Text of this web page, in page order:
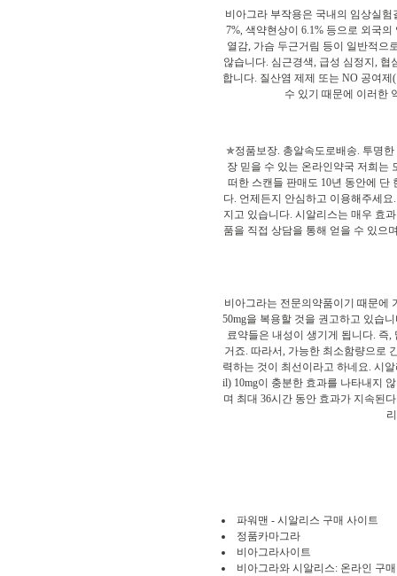
비아그라 부작용은 국내의 임상실험
7%, 색약현상이 6.1% 등으로 외국
열감, 가슴 두근거림 등이 일반적으
않습니다. 심근경색, 급성 심정지,
합니다. 질산염 제제 또는 NO 공여
수 있기 때문에 이러한
✯정품보장. 총알속도로배송. 투명
장 믿을 수 있는 온라인약국 저희는
떠한 스캔들 판매도 10년 동안에 단
다. 언제든지 안심하고 이용해주세
지고 있습니다. 시알리스는 매우 효
품을 직접 상담을 통해 얻을 수 있으
비아그라는 전문의약품이기 때문에
50mg을 복용할 것을 권고하고 있습
료약들은 내성이 생기게 됩니다. 즉
거죠. 따라서, 가능한 최소함량으로
력하는 것이 최선이라고 하네요. 시
il) 10mg이 충분한 효과를 나타내지
며 최대 36시간 동안 효과가 지속된
파워맨 - 시알리스 구매 사이트
정품카마그라
비아그라사이트
비아그라와 시알리스: 온라인 구